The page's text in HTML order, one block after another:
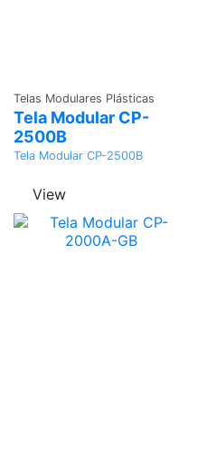
Telas Modulares Plásticas
Tela Modular CP-
2500B
Tela Modular CP-2500B
View